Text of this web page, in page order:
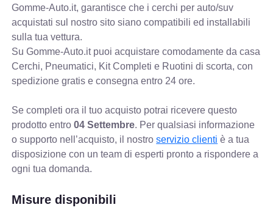
Gomme-Auto.it, garantisce che i cerchi per auto/suv
acquistati sul nostro sito siano compatibili ed installabili
sulla tua vettura.
Su Gomme-Auto.it puoi acquistare comodamente da casa
Cerchi, Pneumatici, Kit Completi e Ruotini di scorta, con
spedizione gratis e consegna entro 24 ore.
Se completi ora il tuo acquisto potrai ricevere questo
prodotto entro04 Settembre. Per qualsiasi informazione
o supporto nell’acquisto, il nostroservizio clienti è a tua
disposizione con un team di esperti pronto a rispondere a
ogni tua domanda.
Misure disponibili